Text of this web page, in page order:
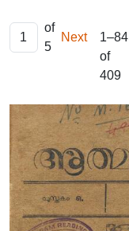
of
5
Next
1–84
of
409